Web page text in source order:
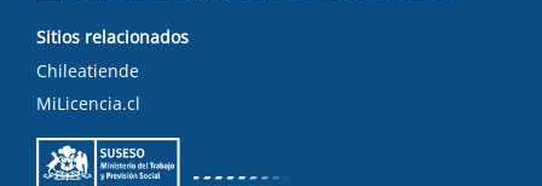
Sitios relacionados
Chileatiende
MiLicencia.cl